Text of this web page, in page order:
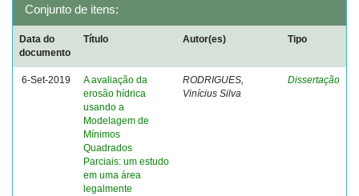
Conjunto de itens:
Data do
documento
Título Autor(es) Tipo
6-Set-2019
A avaliação da
erosão hídrica
usando a
Modelagem de
Mínimos
Quadrados
Parciais: um estudo
em uma área
legalmente
RODRIGUES,
Vinícius Silva
Dissertação